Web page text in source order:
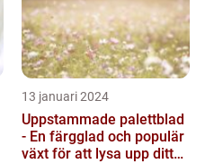
13 januari 2024
Uppstammade palettblad
- En färgglad och populär
växt för att lysa upp ditt